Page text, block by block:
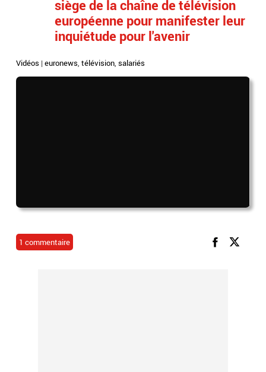
siège de la chaîne de télévision
européenne pour manifester leur
inquiétude pour l'avenir
Vidéos |euronews,télévision,salariés
1 commentaire